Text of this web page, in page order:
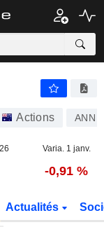
Actions ANN
Varia. 1 janv.
-0,91 %
Actualités